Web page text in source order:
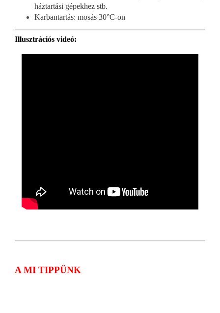
háztartási gépekhez stb.
Karbantartás: mosás 30°C-on
Illusztrációs videó:
A MI TIPPÜNK